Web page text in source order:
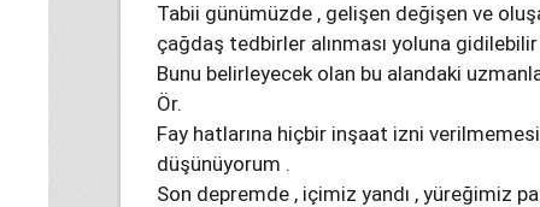
Tabii günümüzde , gelişen değişen ve
çağdaş tedbirler alınması yoluna
Bunu belirleyecek olan bu alandaki
Ör.
Fay hatlarına hiçbir inşaat izni
düşünüyorum .
Son depremde , içimiz yandı , yüreğimiz